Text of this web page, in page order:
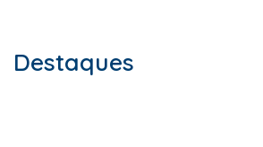
Destaques